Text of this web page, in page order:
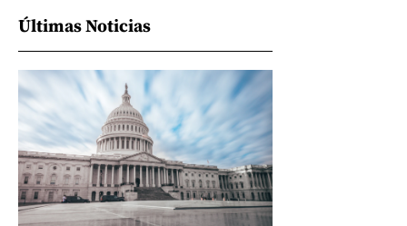
Últimas Noticias